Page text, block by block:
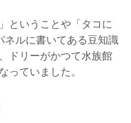
ということや「タコに
ルに書いてある豆知識
ドリーがかつて水族館
ていました。